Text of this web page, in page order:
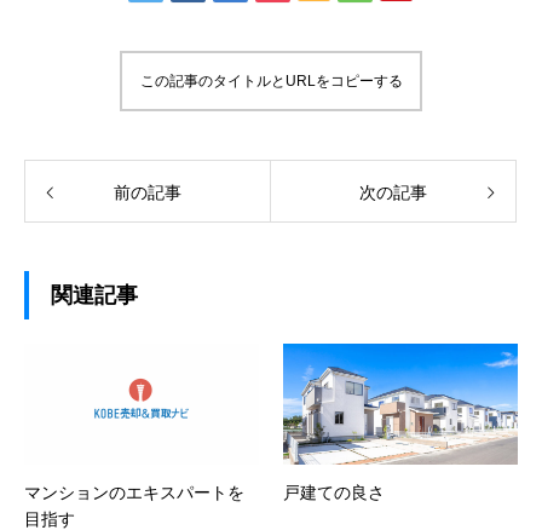
この記事のタイトルとURLをコピーする
前の記事 次の記事
関連記事
マンションのエキスパートを
目指す
戸建ての良さ